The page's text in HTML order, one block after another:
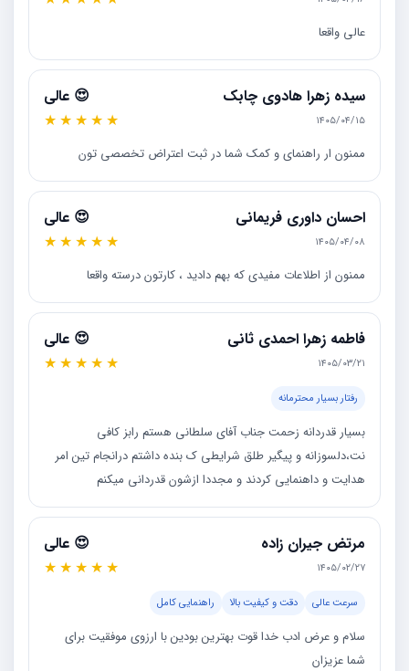
عالی واقعا
سيده زهرا هادوي چابك
۱۴۰۵/۰۴/۱۵
😍 عالی
★
★
★
★
★
ممنون ار راهنمای و کمک شما در ثبت اعتراض تخصصی تون
احسان داوری فریمانی
۱۴۰۵/۰۴/۰۸
😍 عالی
★
★
★
★
★
ممنون از اطلاعات مفیدی که بهم دادید ، کارتون درسته واقعا
فاطمه زهرا احمدی ثانی
۱۴۰۵/۰۳/۲۱
😍 عالی
★
★
★
★
★
رفتار بسیار محترمانه
بسیار قدردانه زحمت جناب آفای سلطانی هستم رابز کافی
نت،دلسوزانه و پیگیر طلق شرایطی ک بنده داشتم درانجام تین امر
هدایت و داهنمایی کردند و مجددا ازشون قدردانی میکنم
مرتض جیران زاده
۱۴۰۵/۰۲/۲۷
😍 عالی
★
★
★
★
★
سرعت عالی دقت و کیفیت بالا راهنمایی کامل
سلام و عرض ادب خدا قوت بهترین بودین با ارزوی موفقیت برای
شما عزیزان